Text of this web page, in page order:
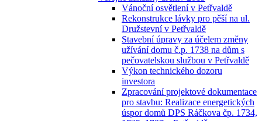
Vánoční osvětlení v Petřvaldě
Rekonstrukce lávky pro pěší na ul.
Družstevní v Petřvaldě
Stavební úpravy za účelem změny
užívání domu č.p. 1738 na dům s
pečovatelskou službou v Petřvaldě
Výkon technického dozoru
investora
Zpracování projektové dokumentace
pro stavbu: Realizace energetických
úspor domů DPS Ráčkova čp. 1734,